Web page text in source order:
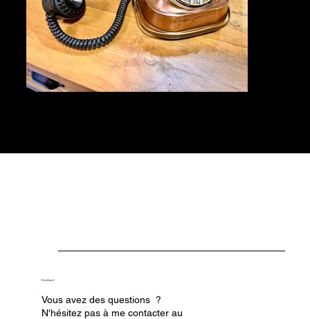
Contact
Vous avez des questions ?
N'hésitez pas à me contacter au